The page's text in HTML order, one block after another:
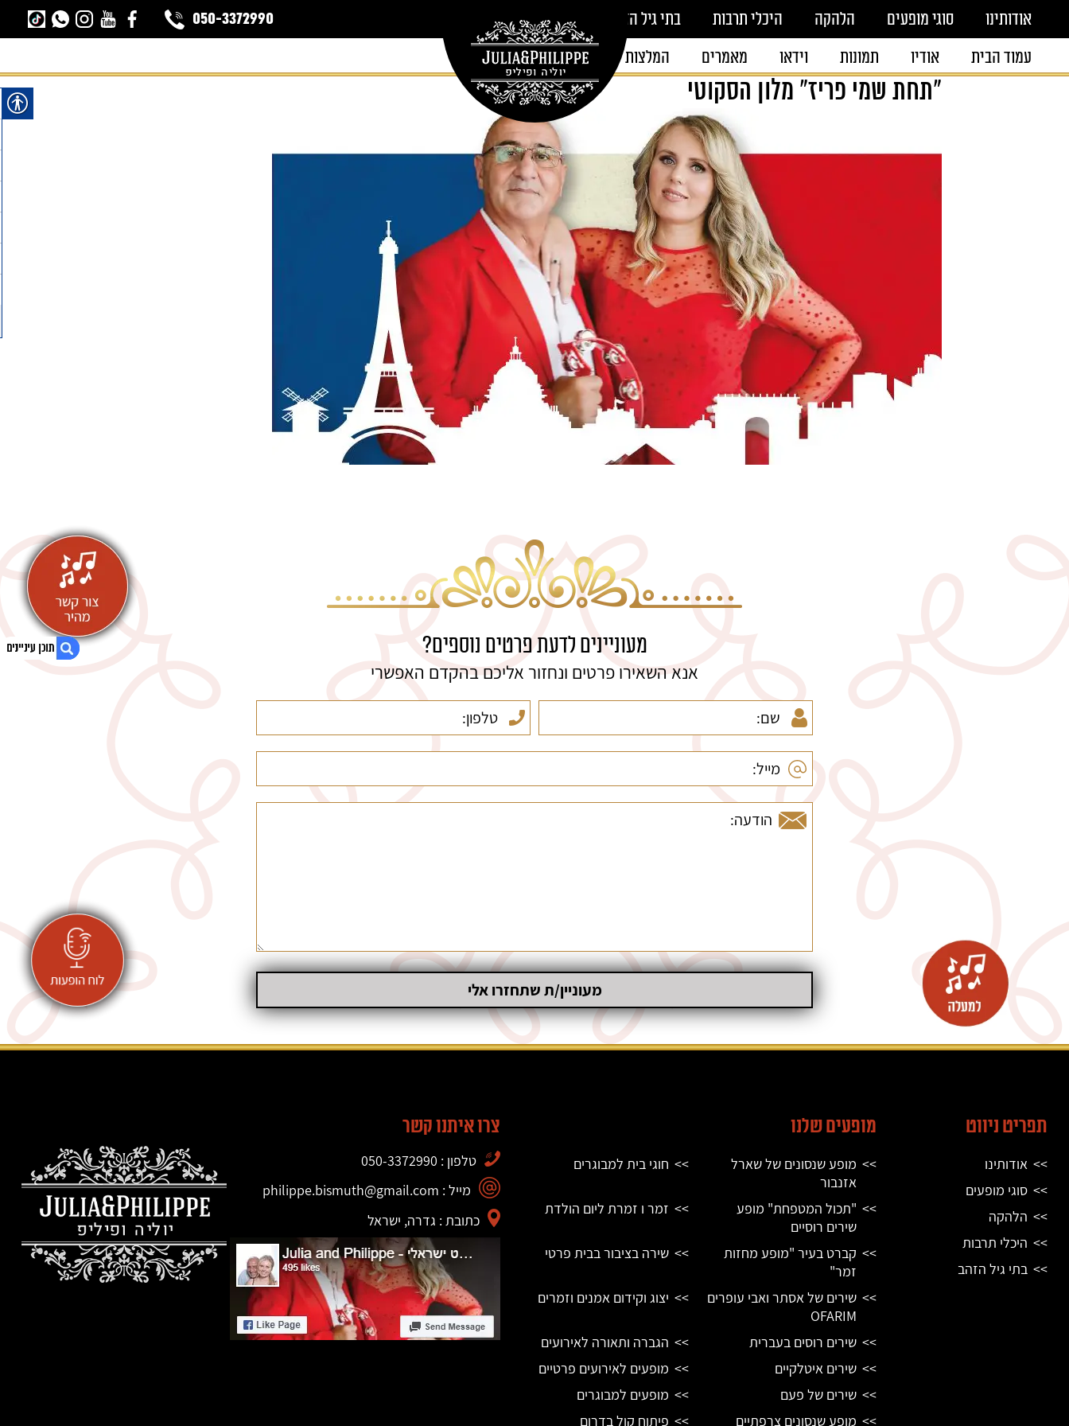
אודותינו סוגי מופעים הלהקה היכלי תרבות בתי גיל הזהב
050-3372990
עמוד הבית
אודיו תמונות וידאו מאמרים המלצות צור קשר
"תחת שמי פריז" מלון הסקוטי
מעוניינים לדעת פרטים נוספים?
אנא השאירו פרטים ונחזור אליכם בהקדם האפשרי
תפריט ניווט
אודותינו
סוגי מופעים
הלהקה
היכלי תרבות
בתי גיל הזהב
מופעים שלנו
מופע שנסונים של שארל
אזנבור
חוגי בית למבוגרים
"תכול המטפחת" מופע
שירים רוסיים
זמר ו זמרת ליום הולדת
קברט בעיר "מופע מחזות
זמר"
שירה בציבור בבית פרטי
שירים של אסתר ואבי עופרים
OFARIM
יצוג וקידום אמנים וזמרים
שירים רוסים בעברית
הגברה ותאורה לאירועים
שירים איטלקיים
מופעים לאירועים פרטיים
שירים של פעם
מופעים למבוגרים
מופע שנסונים צרפתיים
פיתוח קול בדרום
צרו איתנו קשר
טלפון : 050-3372990
מייל : philippe.bismuth@gmail.com
כתובת : גדרה, ישראל